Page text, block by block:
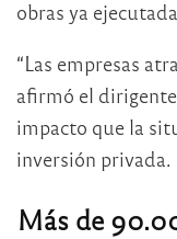
obras ya
“Las empresas
afirmó el
impacto que la
inversión privada.
Más de